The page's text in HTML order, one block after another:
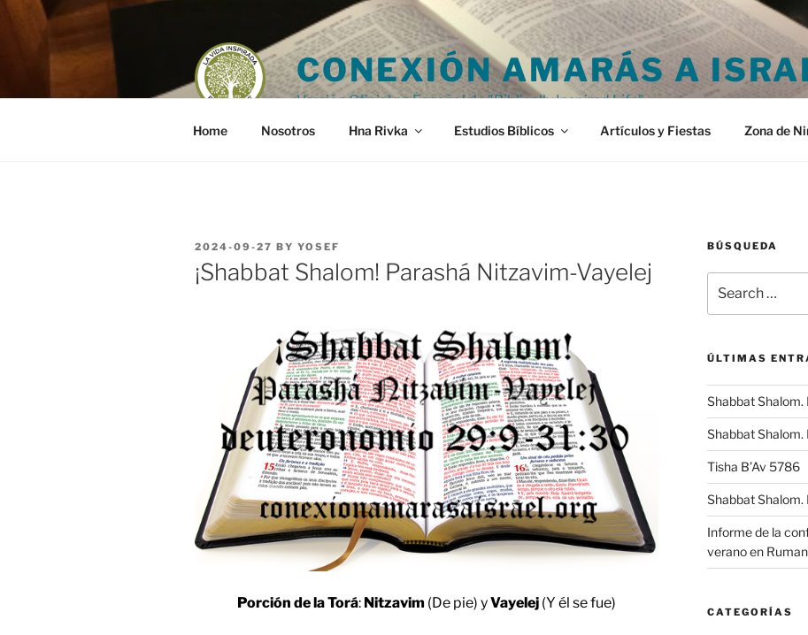
Skip
CONEXIÓN AMARÁS A
Versión Oficial en Español de "Biblically Inspired Life"
Home Nosotros Hna Rivka Estudios Bíblicos Artículos y Fiestas Zona de
POSTED
ON
2024-09-27 BY YOSEF
¡Shabbat Shalom! Parashá Nitzavim-Vayelej
Porción de la Torá: Nitzavim (De pie) yVayelej (Y él se fue)
BÚSQUEDA
for:
ÚLTIMAS
Shabbat Shalom.
Shabbat Shalom.
Tisha B’Av 5786
Shabbat
Informe de la
verano en
CATEGORÍAS